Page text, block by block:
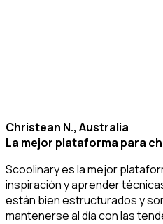
Christean N., Australia
La mejor plataforma para
Scoolinary es la mejor
inspiración y aprender
están bien estructurados y
mantenerse al día con las